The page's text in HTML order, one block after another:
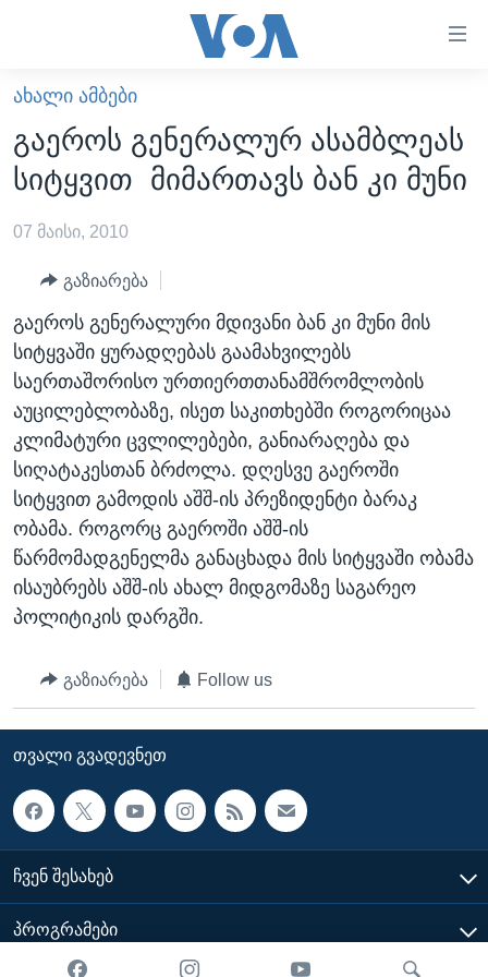
ხელმისაწვდომობისთვის
გადადით
მთავარზე
გადადით
მთავარ
გადადით
ძიებაზე
ᲐᲮᲐᲚᲘ ᲐᲛᲑᲔᲑᲘ
ᲡᲐᲥᲐᲠᲗᲕᲔᲚᲝ
ᲐᲨᲨ
ᲐᲨᲨ-ᲘᲡ ᲐᲠᲩᲔᲕᲜᲔᲑᲘ 2024
ᲛᲡᲝᲤᲚᲘᲝ
ᲕᲘᲓᲔᲝᲔᲑᲘ
ᲒᲐᲓᲐᲪᲔᲛᲔᲑᲘ
ᲕᲐᲨᲘᲜᲒᲢᲝᲜᲘ ᲓᲦᲔᲡ
ᲮᲔᲓᲕᲐ ᲕᲐᲨᲘᲜᲒᲢᲝᲜᲘᲓᲐᲜ
ᲡᲢᲣᲓᲘᲐ ᲕᲐᲨᲘᲜᲒᲢᲝᲜᲘ
ᲡᲮᲕᲐ ᲡᲘᲐᲮᲚᲔᲔᲑᲘ
ᲞᲝᲚᲘᲢᲘᲙᲐ
ᲔᲙᲝᲜᲝᲛᲘᲙᲐ
ᲯᲐᲜᲛᲠᲗᲔᲚᲝᲑᲐ
ᲛᲔᲪᲜᲘᲔᲠᲔᲑᲐ
ᲘᲜᲢᲔᲠᲕᲘᲣ
ᲒᲐᲚᲘᲚᲔᲝ
ᲓᲔᲖᲘᲜᲤᲝᲠᲛᲐᲪᲘᲐ
ᲠᲣᲡᲔᲗᲘᲡ ᲨᲔᲭᲠᲐ ᲣᲙᲠᲐᲘᲜᲐᲨᲘ
Learning English
ᲗᲕᲐᲚᲘ ᲒᲕᲐᲓᲔᲕᲜᲔᲗ
ენები
ᲐᲮᲐᲚᲘ ᲐᲛᲑᲔᲑᲘ
გაეროს გენერალურ ასამბლეას
სიტყვით მიმართავს ბან კი მუნი
07 მაისი, 2010
გაზიარება
გაეროს გენერალური მდივანი ბან კი მუნი მის
სიტყვაში ყურადღებას გაამახვილებს
საერთაშორისო ურთიერთთანამშრომლობის
აუცილებლობაზე, ისეთ საკითხებში როგორიცაა
კლიმატური ცვლილებები, განიარაღება და
სიღატაკესთან ბრძოლა. დღესვე გაეროში
სიტყვით გამოდის აშშ-ის პრეზიდენტი ბარაკ
ობამა. როგორც გაეროში აშშ-ის
წარმომადგენელმა განაცხადა მის სიტყვაში ობამა
ისაუბრებს აშშ-ის ახალ მიდგომაზე საგარეო
პოლიტიკის დარგში.
გაზიარება Follow us
ᲗᲕᲐᲚᲘ ᲒᲕᲐᲓᲔᲕᲜᲔᲗ
ᲩᲕᲔᲜ ᲨᲔᲡᲐᲮᲔᲑ
ᲞᲠᲝᲒᲠᲐᲛᲔᲑᲘ